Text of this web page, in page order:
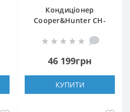
Кондиціонер
Cooper&Hunter CH-
46 199грн
КУПИТИ